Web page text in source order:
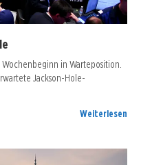
in Warteposition.
Jackson-Hole-
Weiterlesen